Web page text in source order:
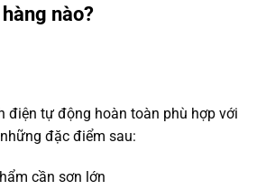
nào?
điện tự động hoàn toàn phù hợp với
đặc điểm sau:
cần sơn lớn